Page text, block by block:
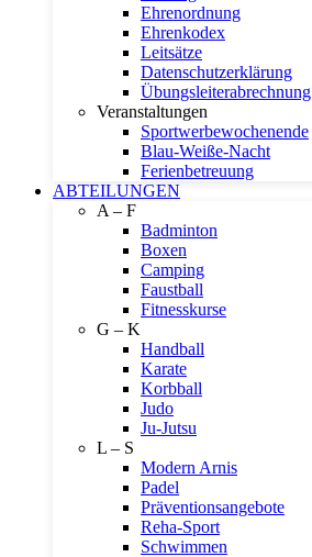
Ehrenordnung
Ehrenkodex
Leitsätze
Datenschutzerklärung
Übungsleiterabrechnung
Veranstaltungen
Sportwerbewochenende
Blau-Weiße-Nacht
Ferienbetreuung
ABTEILUNGEN
A – F
Badminton
Boxen
Camping
Faustball
Fitnesskurse
G – K
Handball
Karate
Korbball
Judo
Ju-Jutsu
L – S
Modern Arnis
Padel
Präventionsangebote
Reha-Sport
Schwimmen